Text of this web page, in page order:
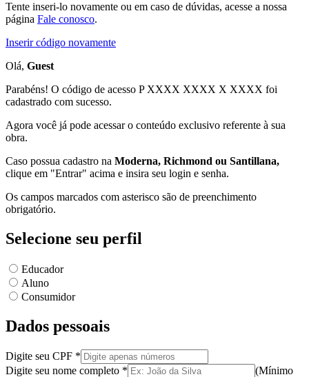
Tente inseri-lo novamente ou em caso de dúvidas, acesse a nossa
página Fale conosco.
Inserir código novamente
Olá, Guest
Parabéns! O código de acesso P XXXX XXXX X XXXX foi
cadastrado com sucesso.
Agora você já pode acessar o conteúdo exclusivo referente à sua
obra.
Caso possua cadastro na Moderna, Richmond ou Santillana,
clique em "Entrar" acima e insira seu login e senha.
Os campos marcados com asterisco são de preenchimento
obrigatório.
Selecione seu perfil
Educador
Aluno
Consumidor
Dados pessoais
Digite seu CPF *
Digite seu nome completo * (Mínimo